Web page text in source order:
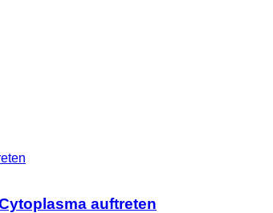
auftreten